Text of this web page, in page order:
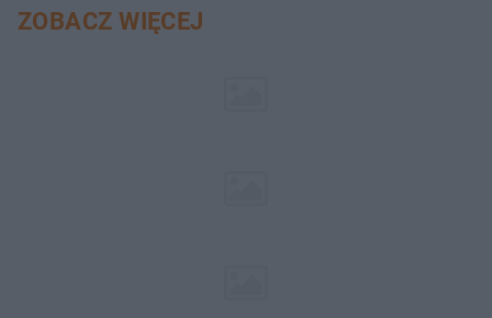
ZOBACZ WIĘCEJ